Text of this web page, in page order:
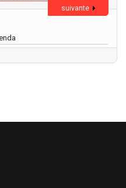
suivante